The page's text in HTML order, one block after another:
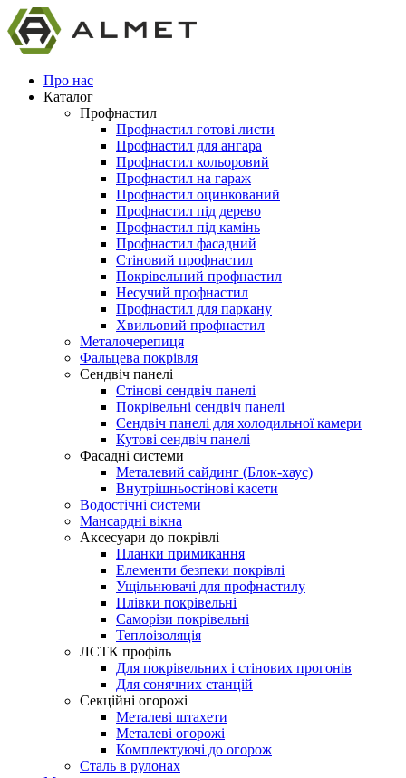
Про нас
Каталог
Профнастил
Профнастил готові листи
Профнастил для ангара
Профнастил кольоровий
Профнастил на гараж
Профнастил оцинкований
Профнастил під дерево
Профнастил під камінь
Профнастил фасадний
Стіновий профнастил
Покрівельний профнастил
Несучий профнастил
Профнастил для паркану
Хвильовий профнастил
Металочерепиця
Фальцева покрівля
Сендвіч панелі
Стінові сендвіч панелі
Покрівельні сендвіч панелі
Сендвіч панелі для холодильної камери
Кутові сендвіч панелі
Фасадні системи
Металевий сайдинг (Блок-хаус)
Внутрішньостінові касети
Водостічні системи
Мансардні вікна
Аксесуари до покрівлі
Планки примикання
Елементи безпеки покрівлі
Ущільнювачі для профнастилу
Плівки покрівельні
Саморізи покрівельні
Теплоізоляція
ЛСТК профіль
Для покрівельних і стінових прогонів
Для сонячних станцій
Секційні огорожі
Металеві штахети
Металеві огорожі
Комплектуючі до огорож
Сталь в рулонах